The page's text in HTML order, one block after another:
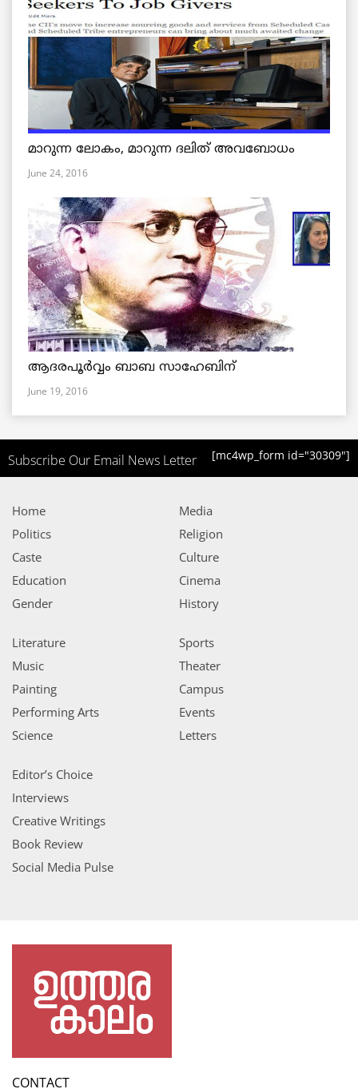
മാറുന്ന ലോകം, മാറുന്ന ദലിത് അവബോധം
June 24, 2016
ആദരപൂര്‍വ്വം ബാബ സാഹേബിന്
June 19, 2016
Subscribe Our Email News Letter [mc4wp_form id="30309"]
Home
Politics
Caste
Education
Gender
Media
Religion
Culture
Cinema
History
Literature
Music
Painting
Performing Arts
Science
Sports
Theater
Campus
Events
Letters
Editor’s Choice
Interviews
Creative Writings
Book Review
Social Media Pulse
CONTACT